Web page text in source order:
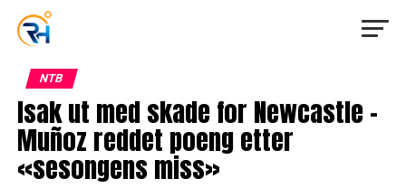
NTB
Isak ut med skade for Newcastle –
Muñoz reddet poeng etter
«sesongens miss»